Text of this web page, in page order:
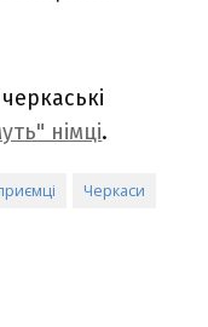
німці.
Черкаси